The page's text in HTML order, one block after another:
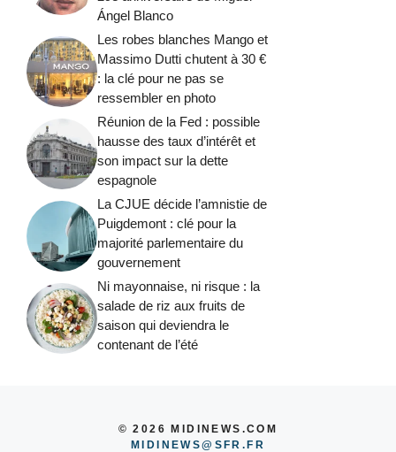
Ángel Blanco
Les robes blanches Mango et
Massimo Dutti chutent à 30 €
: la clé pour ne pas se
ressembler en photo
Réunion de la Fed : possible
hausse des taux d’intérêt et
son impact sur la dette
espagnole
La CJUE décide l’amnistie de
Puigdemont : clé pour la
majorité parlementaire du
gouvernement
Ni mayonnaise, ni risque : la
salade de riz aux fruits de
saison qui deviendra le
contenant de l’été
© 2026 MIDINEWS.COM
MIDINEWS@SFR.FR